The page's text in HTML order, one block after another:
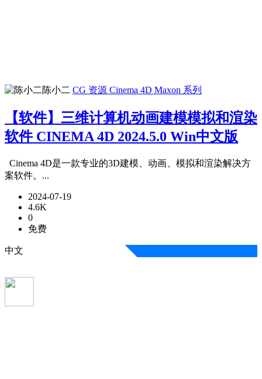
陈小二 CG 资源 Cinema 4D Maxon 系列
【软件】三维计算机动画建模模拟和渲染
软件 CINEMA 4D 2024.5.0 Win中文版
Cinema 4D是一款专业的3D建模、动画、模拟和渲染解决方
案软件。...
2024-07-19
4.6K
0
免费
中文